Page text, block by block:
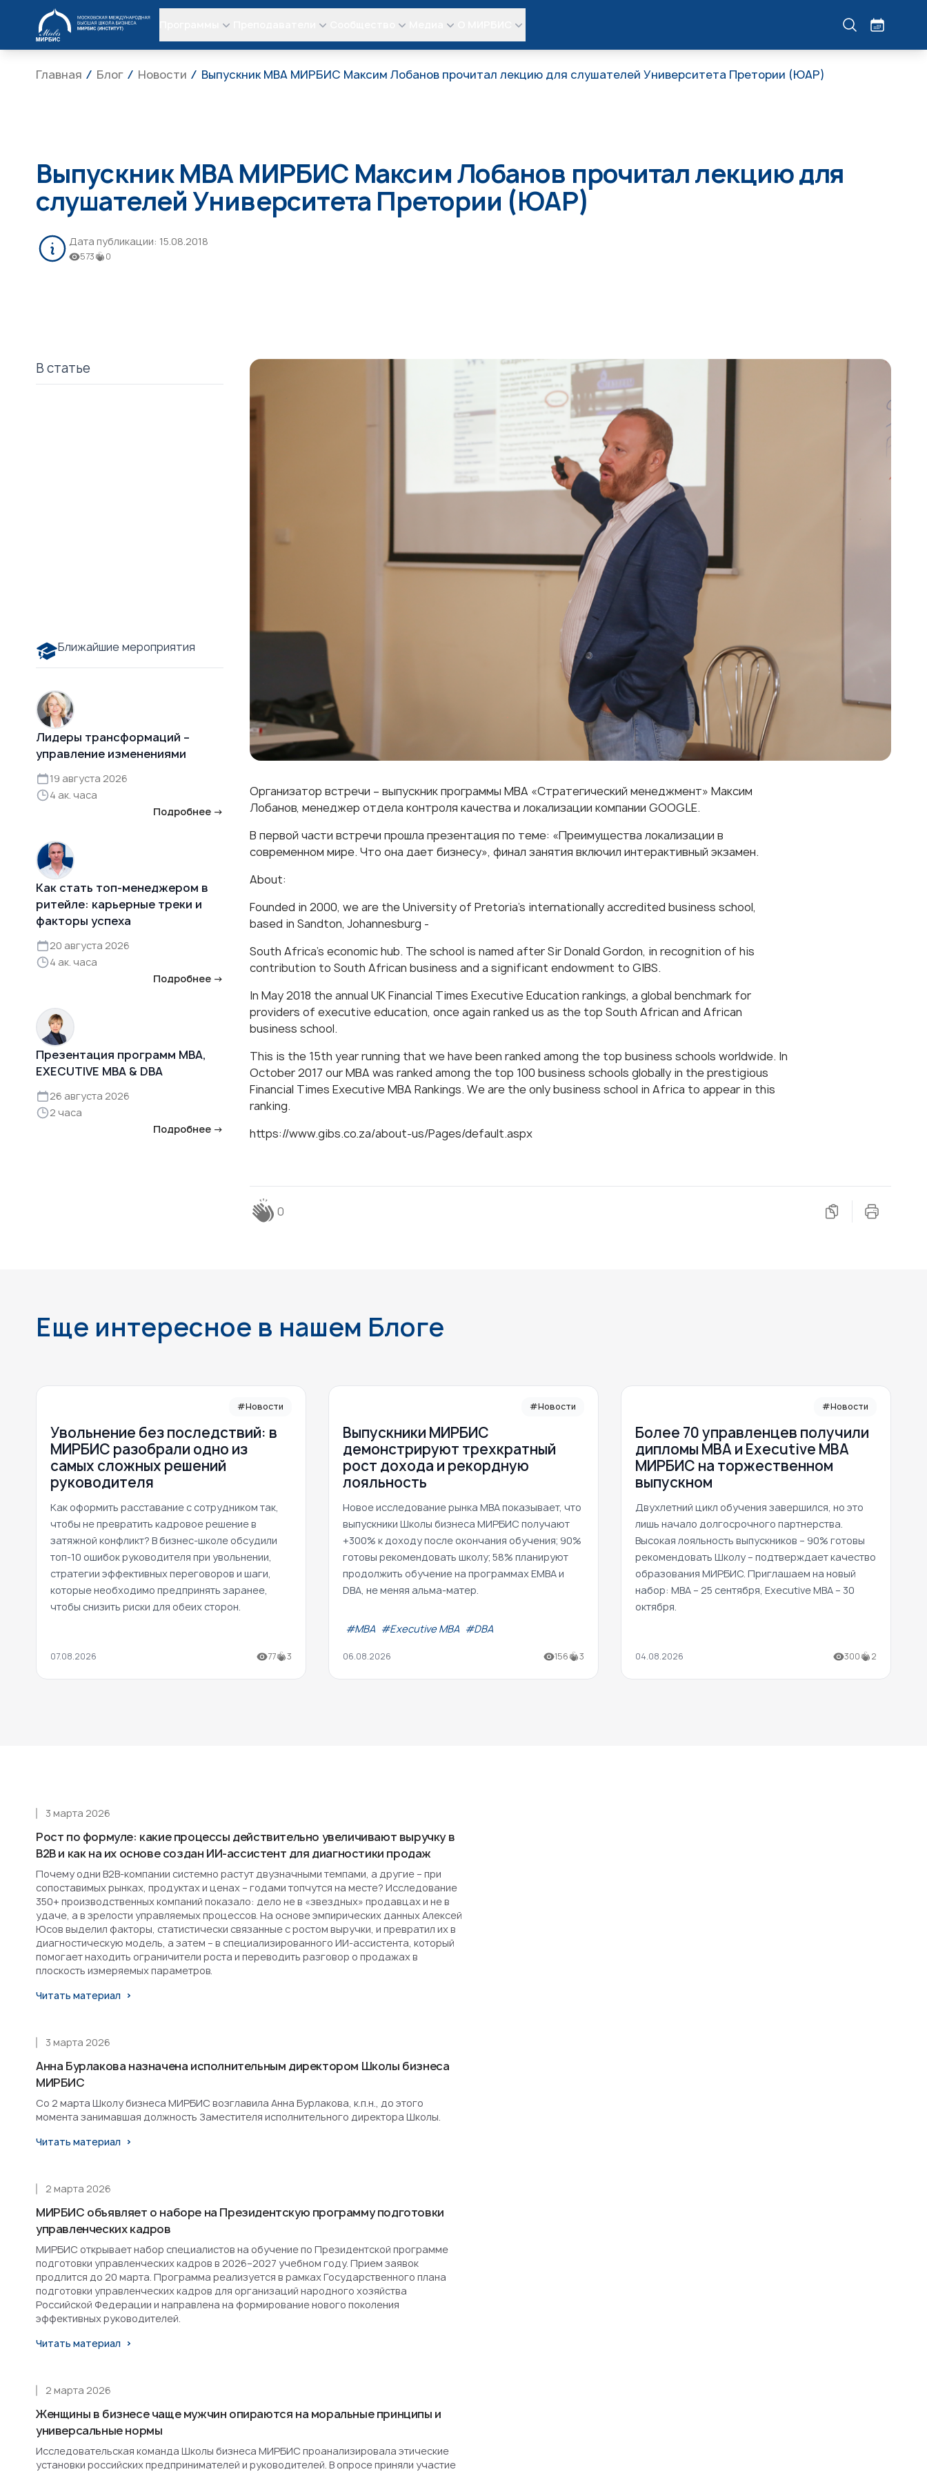
МИРБИС
Главная Блог Новости Выпускник МВА МИРБИС Максим Лобанов прочитал лекцию для слушателей Университета Претории (ЮАР)
Выпускник МВА МИРБИС Максим Лобанов прочитал лекцию для
слушателей Университета Претории (ЮАР)
Дата публикации: 15.08.2018
573 0
В статье
Организатор встречи – выпускник программы MBA «Стратегический менеджмент» Максим
Лобанов, менеджер отдела контроля качества и локализации компании GOOGLE.
В первой части встречи прошла презентация по теме: «Преимущества локализации в
современном мире. Что она дает бизнесу», финал занятия включил интерактивный экзамен.
About:
Founded in 2000, we are the University of Pretoria's internationally accredited business school,
based in Sandton, Johannesburg -
South Africa's economic hub. The school is named after Sir Donald Gordon, in recognition of his
contribution to South African business and a significant endowment to GIBS.
In May 2018 the annual UK Financial Times Executive Education rankings, a global benchmark for
providers of executive education, once again ranked us as the top South African and African
business school.
This is the 15​th year running that we have been ranked among the top business schools worldwide. In
October 2017 our MBA was ranked among the top 100 business schools globally in the prestigious
Financial Times Executive MBA Rankings. We are the only business school in Africa to appear in this
ranking.​
https://www.gibs.co.za/about-us/Pages/default.aspx
Ближайшие мероприятия
Лидеры трансформаций –
управление изменениями
19 августа 2026
4 ак. часа
Подробнее →
Как стать топ-менеджером в
ритейле: карьерные треки и
факторы успеха
20 августа 2026
4 ак. часа
Подробнее →
Презентация программ MBA,
EXECUTIVE MBA & DBA
26 августа 2026
2 часа
Подробнее →
0
Еще интересное в нашем Блоге
#Новости
Увольнение без последствий: в
МИРБИС разобрали одно из
самых сложных решений
руководителя
Как оформить расставание с сотрудником так,
чтобы не превратить кадровое решение в
затяжной конфликт? В бизнес-школе обсудили
топ-10 ошибок руководителя при увольнении,
стратегии эффективных переговоров и шаги,
которые необходимо предпринять заранее,
чтобы снизить риски для обеих сторон.
07.08.2026 77 3
#Новости
Выпускники МИРБИС
демонстрируют трехкратный
рост дохода и рекордную
лояльность
Новое исследование рынка MBA показывает, что
выпускники Школы бизнеса МИРБИС получают
+300% к доходу после окончания обучения; 90%
готовы рекомендовать школу; 58% планируют
продолжить обучение на программах EMBA и
DBA, не меняя альма-матер.
#МВА #Executive MBA #DBA
06.08.2026 156 3
#Новости
Более 70 управленцев получили
дипломы MBA и Executive MBA
МИРБИС на торжественном
выпускном
Двухлетний цикл обучения завершился, но это
лишь начало долгосрочного партнерства.
Высокая лояльность выпускников – 90% готовы
рекомендовать Школу – подтверждает качество
образования МИРБИС. Приглашаем на новый
набор: MBA – 25 сентября, Executive MBA – 30
октября.
04.08.2026 300 2
Рост по формуле: какие процессы действительно увеличивают выручку в
B2B и как на их основе создан ИИ-ассистент для диагностики продаж
3 марта 2026
Почему одни B2B-компании системно растут двузначными темпами, а другие – при
сопоставимых рынках, продуктах и ценах – годами топчутся на месте? Исследование
350+ производственных компаний показало: дело не в «звездных» продавцах и не в
удаче, а в зрелости управляемых процессов. На основе эмпирических данных Алексей
Юсов выделил факторы, статистически связанные с ростом выручки, и превратил их в
диагностическую модель, а затем – в специализированного ИИ-ассистента, который
помогает находить ограничители роста и переводить разговор о продажах в
плоскость измеряемых параметров.
Читать материал
Анна Бурлакова назначена исполнительным директором Школы бизнеса
МИРБИС
3 марта 2026
Со 2 марта Школу бизнеса МИРБИС возглавила Анна Бурлакова, к.п.н., до этого
момента занимавшая должность Заместителя исполнительного директора Школы.
Читать материал
МИРБИС объявляет о наборе на Президентскую программу подготовки
управленческих кадров
2 марта 2026
МИРБИС открывает набор специалистов на обучение по Президентской программе
подготовки управленческих кадров в 2026–2027 учебном году. Прием заявок
продлится до 20 марта. Программа реализуется в рамках Государственного плана
подготовки управленческих кадров для организаций народного хозяйства
Российской Федерации и направлена на формирование нового поколения
эффективных руководителей.
Читать материал
Женщины в бизнесе чаще мужчин опираются на моральные принципы и
универсальные нормы
2 марта 2026
Исследовательская команда Школы бизнеса МИРБИС проанализировала этические
установки российских предпринимателей и руководителей. В опросе приняли участие